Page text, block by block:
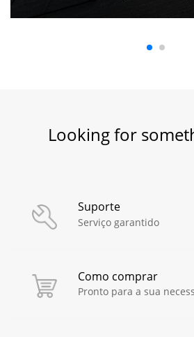
Looking for
Suporte
Serviço garantido
Como comprar
Pronto para a sua